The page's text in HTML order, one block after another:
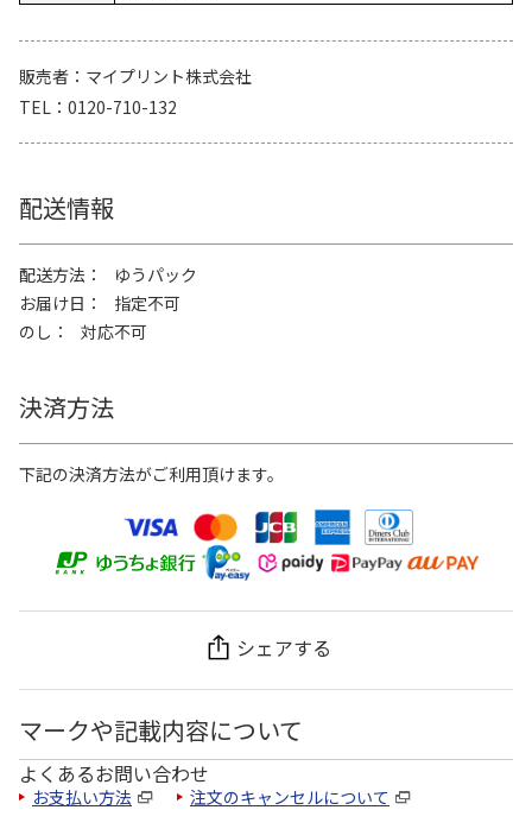
販売者
マイプリント株式会社
TEL
0120-710-132
配送情報
配送方法
ゆうパック
お届け日
指定不可
のし
対応不可
決済方法
下記の決済方法がご利用頂けます。
シェアする
マークや記載内容について
よくあるお問い合わせ
お支払い方法 注文のキャンセルについて